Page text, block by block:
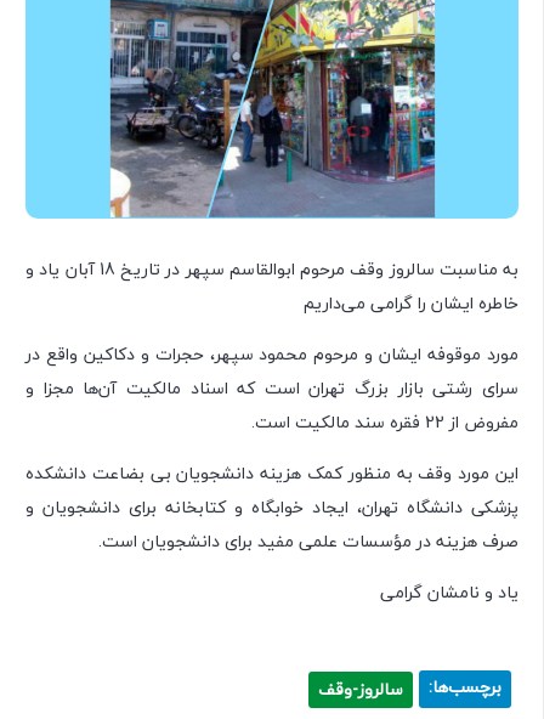
به مناسبت سالروز وقف مرحوم ابوالقاسم سپهر در تاریخ 18 آبان یاد و
خاطره ایشان را گرامی می‌داریم
مورد موقوفه ایشان و مرحوم محمود سپهر، حجرات و دکاکین واقع در
سرای رشتی بازار بزرگ تهران است که اسناد مالکیت آن‌ها مجزا و
مفروض از 22 فقره سند مالکیت است.
این مورد وقف به منظور کمک هزینه دانشجویان بی بضاعت دانشکده
پزشکی دانشگاه تهران، ایجاد خوابگاه و کتابخانه برای دانشجویان و
صرف هزینه در مؤسسات علمی مفید برای دانشجویان است.
یاد و نامشان گرامی
برچسب‌ها: سالروز-وقف